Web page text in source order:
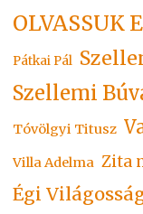
OLVASSUK
Pátkai Pál
Szellemi
Tóvölgyi Titusz
Villa Adelma Zita
Égi